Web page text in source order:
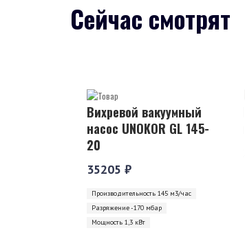
Сейчас смотрят
Вихревой вакуумный
насос UNOKOR GL 145-
20
35205 ₽
Производительность 145 м3/час
Разряжение -170 мбар
Мощность 1,3 кВт